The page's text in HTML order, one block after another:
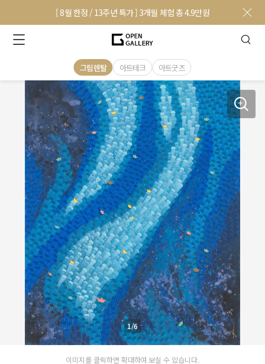
[ 8월 한정 / 13주년 특가 ] 3개월 체험 총 4.9만원
그림렌탈 아트테크 아트굿즈
1/6
이미지를 클릭하면 확대하여 보실 수 있습니다.